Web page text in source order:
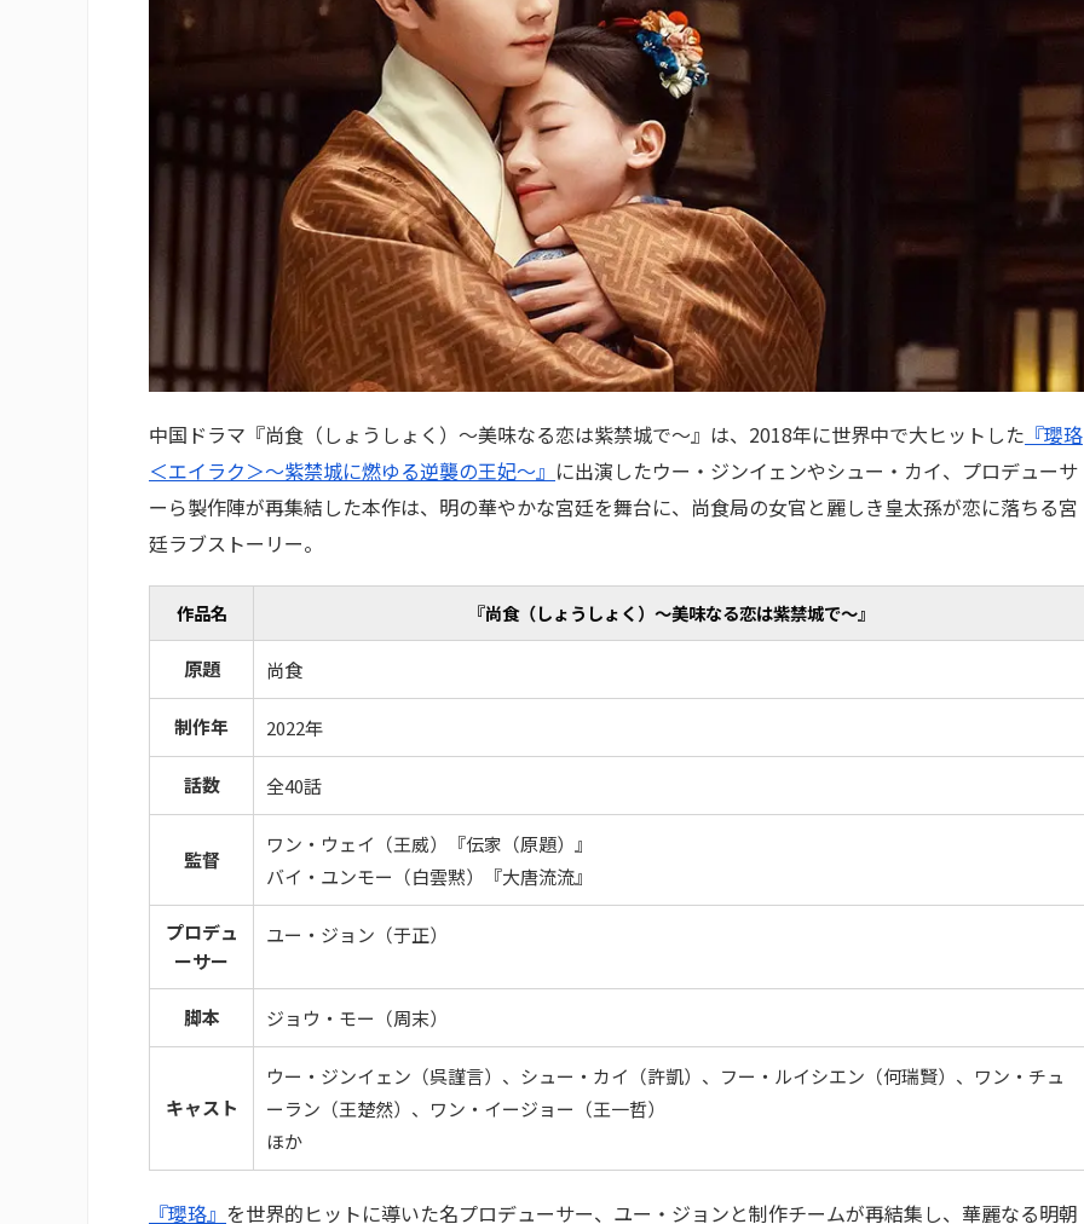
中国ドラマ『尚食（しょうしょく）～美味なる恋は紫禁城で～』は、2018年に世界中で大ヒットした 『瓔珞
＜エイラク＞～紫禁城に燃ゆる逆襲の王妃～』 に出演したウー・ジンイェンやシュー・カイ、プロデューサ
ーら製作陣が再集結した本作は、明の華やかな宮廷を舞台に、尚食局の女官と麗しき皇太孫が恋に落ちる宮
廷ラブストーリー。
作品名 『尚食（しょうしょく）～美味なる恋は紫禁城で～』
原題 尚食
制作年 2022年
話数 全40話
監督
ワン・ウェイ（王威）『伝家（原題）』
バイ・ユンモー（白雲黙）『大唐流流』
プロデュ
ーサー
ユー・ジョン（于正）
脚本 ジョウ・モー（周末）
キャスト
ウー・ジンイェン（呉謹言）、シュー・カイ（許凱）、フー・ルイシエン（何瑞賢）、ワン・チュ
ーラン（王楚然）、ワン・イージョー（王一哲）
ほか
『瓔珞』 を世界的ヒットに導いた名プロデューサー、ユー・ジョンと制作チームが再結集し、華麗なる明朝